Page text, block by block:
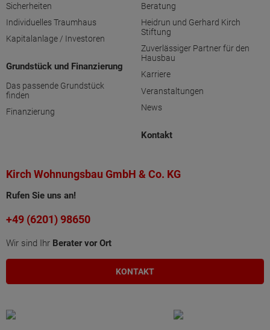
Sicherheiten
Individuelles Traumhaus
Kapitalanlage / Investoren
Grundstück und Finanzierung
Das passende Grundstück
finden
Finanzierung
Beratung
Heidrun und Gerhard Kirch
Stiftung
Zuverlässiger Partner für den
Hausbau
Karriere
Veranstaltungen
News
Kontakt
Kirch Wohnungsbau GmbH & Co. KG
Rufen Sie uns an!
+49 (6201) 98650
Wir sind Ihr Berater vor Ort
KONTAKT